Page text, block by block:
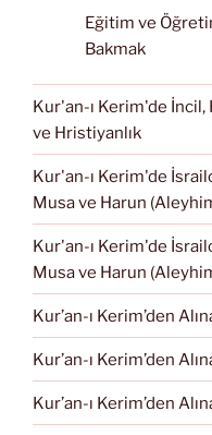
Eğitim ve
Bakmak
Kur'an-ı Kerim'de İncil,
ve Hristiyanlık
Kur'an-ı Kerim'de
Musa ve Harun
Kur'an-ı Kerim'de
Musa ve Harun
Kur’an-ı Kerim’den
Kur’an-ı Kerim’den
Kur’an-ı Kerim’den